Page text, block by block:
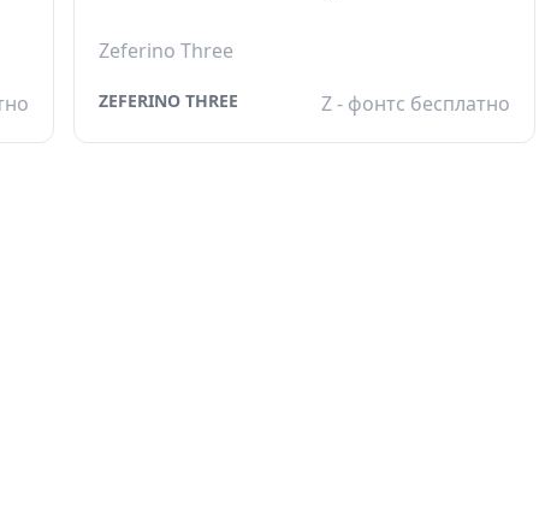
Zeferino Three
ZEFERINO THREE Z - фонтс бесплатно